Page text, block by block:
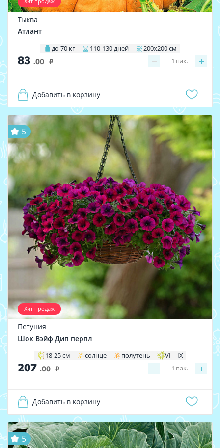
Тыква
Атлант
до 70 кг 110-130 дней 200х200 см
83 .00 i − +
1 пак.
Добавить в корзину
Хит продаж
5
Петуния
Шок Вэйф Дип перпл
18-25 см солнце полутень VI—IX
207 .00 i − +
1 пак.
Добавить в корзину
5